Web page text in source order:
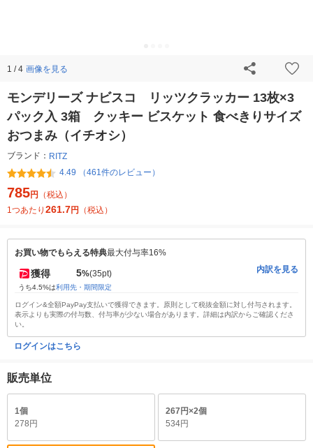
1 / 4 画像を見る
モンデリーズ ナビスコ リッツクラッカー 13枚×3
パック入 3箱 クッキー ビスケット 食べきりサイズ
おつまみ（イチオシ）
ブランド： RITZ
4.49 （461件のレビュー）
785円
（税込）
1つあたり 261.7円 （税込）
お買い物でもらえる特典最大付与率16%
獲得 5%(35pt)
うち4.5%は利用先・期間限定
内訳を見る
ログイン&全額PayPay支払いで獲得できます。原則として税抜金額に対し付与されます。
表示よりも実際の付与数、付与率が少ない場合があります。詳細は内訳からご確認くださ
い。
ログインはこちら
販売単位
1個
278円
267円×2個
534円